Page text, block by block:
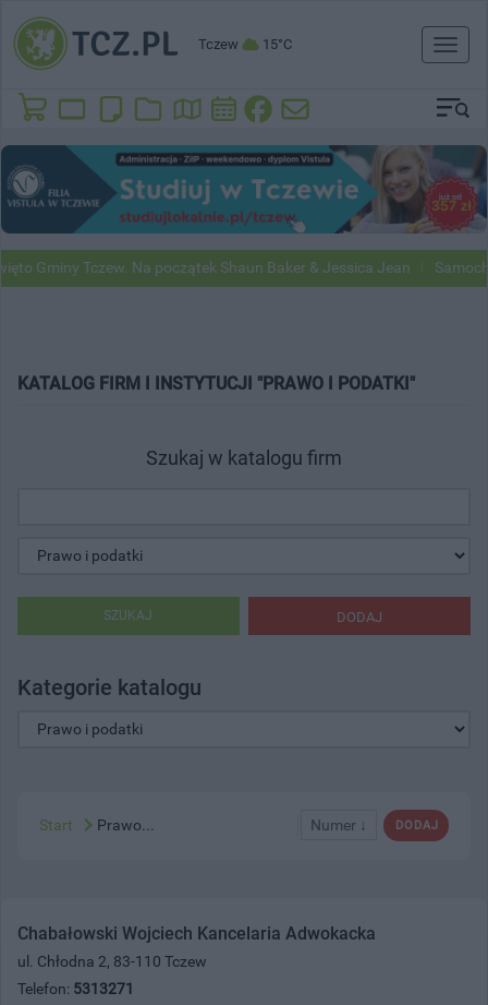
Tczew 15°C
Toggle
Gminy Tczew. Na początek Shaun Baker & Jessica Jean
KATALOG FIRM I INSTYTUCJI "PRAWO I PODATKI"
Szukaj w katalogu firm
DODAJ
SZUKAJ
Kategorie katalogu
DODAJ
Numer ↓
Start Prawo...
Chabałowski Wojciech Kancelaria Adwokacka
ul. Chłodna 2, 83-110 Tczew
Telefon: 5313271